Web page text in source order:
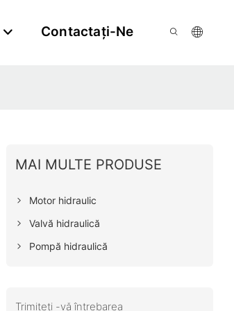
Contactaţi-Ne
MAI MULTE PRODUSE
Motor hidraulic
Valvă hidraulică
Pompă hidraulică
Trimiteți -vă întrebarea